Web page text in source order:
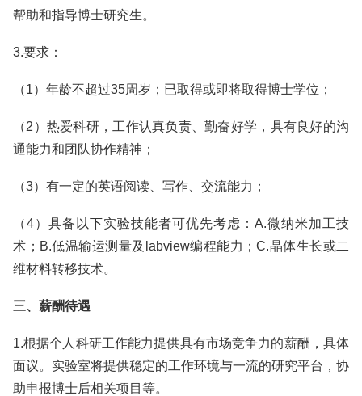
帮助和指导博士研究生。
3.要求：
（1）年龄不超过35周岁；已取得或即将取得博士学位；
（2）热爱科研，工作认真负责、勤奋好学，具有良好的沟
通能力和团队协作精神；
（3）有一定的英语阅读、写作、交流能力；
（4）具备以下实验技能者可优先考虑：A.微纳米加工技
术；B.低温输运测量及labview编程能力；C.晶体生长或二
维材料转移技术。
三、薪酬待遇
1.根据个人科研工作能力提供具有市场竞争力的薪酬，具体
面议。实验室将提供稳定的工作环境与一流的研究平台，协
助申报博士后相关项目等。